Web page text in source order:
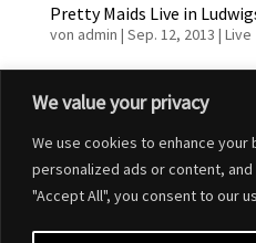
We value your privacy
We use cookies to enhance
personalized ads or content,
"Accept All", you consent to our
Pretty Maids Live in
von admin | Sep. 12, 2013 | Live
11.09.2013 in der Rockfabrik
dänischen Überflieger PRETTY
Jahrzehnten für zeitlose
Im Rahmen ihrer Motherland